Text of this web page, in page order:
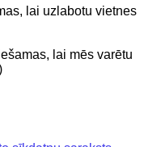
lai uzlabotu vietnes
lai mēs varētu
tālrunis:
mums